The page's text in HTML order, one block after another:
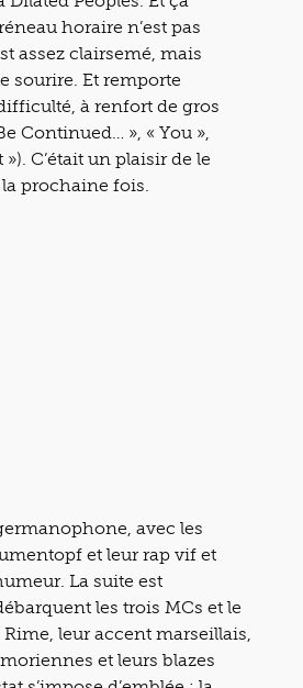
horaire n’est pas
assez clairsemé, mais
sourire. Et remporte
à renfort de gros
Continued… », « You »,
»). C’était un plaisir de le
prochaine fois.
avec les
et leur rap vif et
La suite est
les trois MCs et le
Rime, leur accent marseillais,
et leurs blazes